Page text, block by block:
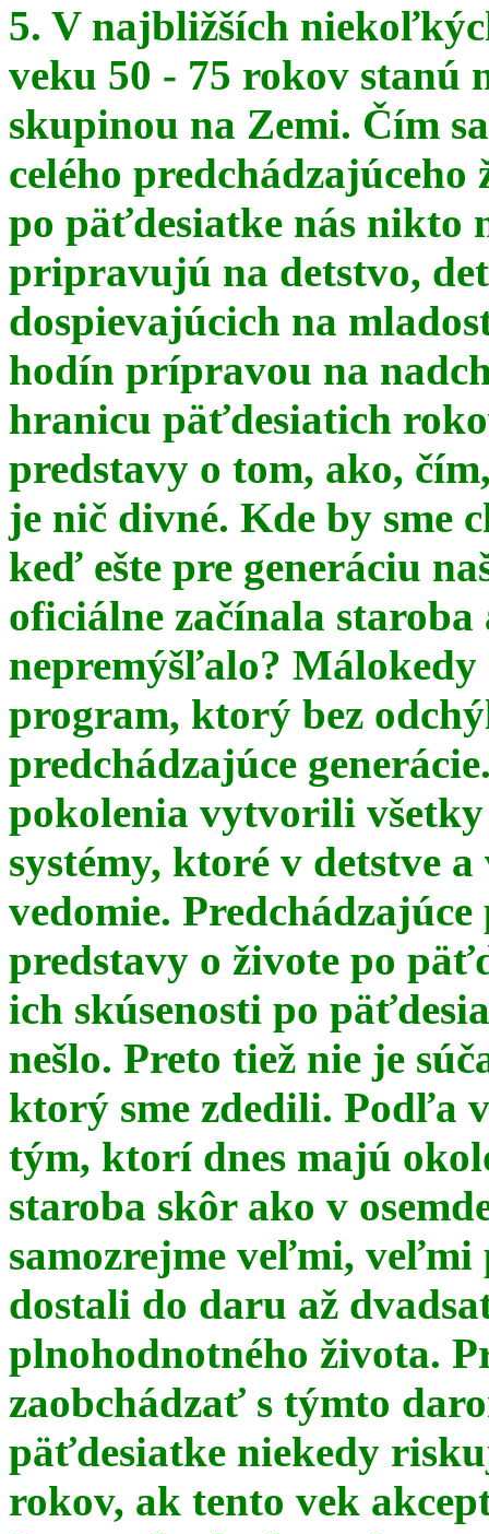
5. V najbližších
veku 50 - 75 rokov stanú
skupinou na Zemi. Čím
celého
po päťdesiatke nás nikto
pripravujú na detstvo,
dospievajúcich na
hodín prípravou na
hranicu päťdesiatich
predstavy o tom, ako,
je nič divné. Kde by sme
keď ešte pre generáciu
oficiálne začínala
nepremýšľalo? Málokedy
program, ktorý bez
predchádzajúce
pokolenia vytvorili
systémy, ktoré v detstve
vedomie.
predstavy o živote po
ich skúsenosti po
nešlo. Preto tiež nie je
ktorý sme zdedili. Podľa
tým, ktorí dnes majú
staroba skôr ako v
samozrejme veľmi, veľmi
dostali do daru až
plnohodnotného života.
zaobchádzať s týmto
päťdesiatke niekedy
rokov, ak tento vek